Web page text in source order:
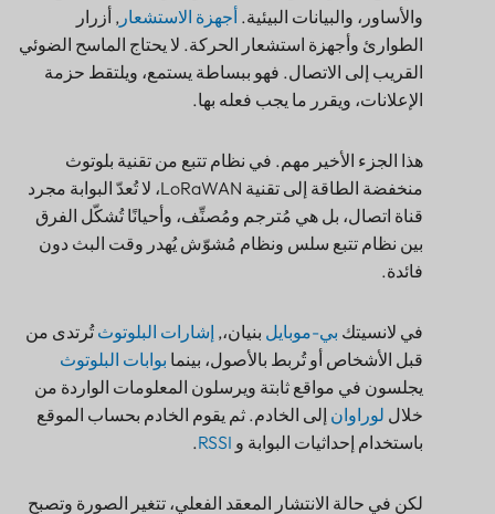
الطوارئ وأجهزة استشعار الحركة. لا يحتاج الماسح الضوئي
القريب إلى الاتصال. فهو ببساطة يستمع، ويلتقط حزمة
الإعلانات، ويقرر ما يجب فعله بها.
منخفضة الطاقة إلى تقنية LoRaWAN، لا تُعدّ البوابة مجرد
قناة اتصال، بل هي مُترجم ومُصنِّف، وأحيانًا تُشكّل الفرق
بين نظام تتبع سلس ونظام مُشوّش يُهدر وقت البث دون
فائدة.
قبل الأشخاص أو تُربط بالأصول، بينمابوابات البلوتوث
يجلسون في مواقع ثابتة ويرسلون المعلومات الواردة من
خلال لوراوانإلى الخادم. ثم يقوم الخادم بحساب الموقع
باستخدام إحداثيات البوابة و RSSI
.
مزدحمة بسرعة. قد يحتوي ممر المستشفى على كراسي